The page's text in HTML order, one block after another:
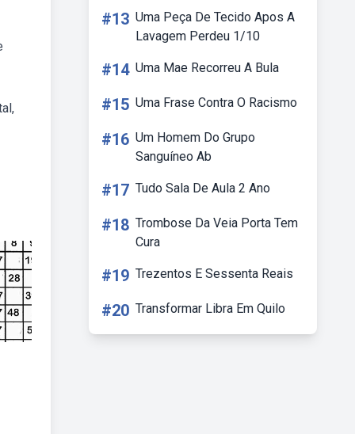
#13 Uma Peça De Tecido Apos A
Lavagem Perdeu 1/10
#14 Uma Mae Recorreu A Bula
#15 Uma Frase Contra O Racismo
#16 Um Homem Do Grupo
Sanguíneo Ab
#17 Tudo Sala De Aula 2 Ano
#18 Trombose Da Veia Porta Tem
Cura
#19 Trezentos E Sessenta Reais
#20 Transformar Libra Em Quilo